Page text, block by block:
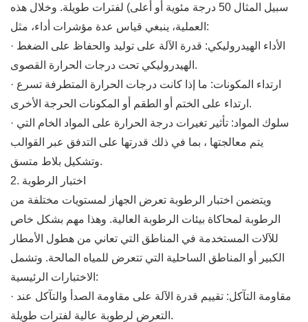
سبيل المثال 50 درجة مئوية أو أعلى) لفترات طويلة. وخلال هذه
العملية، ينبغي قياس عدة مؤشرات أداء، مثل:
· الأداء الهيدروليكي: قدرة الآلة على توليد والحفاظ على الضغط
الهيدروليكي تحت درجات الحرارة القصوى.
· ارتداء المكونات: ما إذا كانت درجات الحرارة المتطرفة تسرع
ارتداء على الختم أو الطقم أو المكونات الحرجة الأخرى.
· سلوك المواد: تأثير تغيرات درجة الحرارة على المواد الخام التي
يتم معالجتها ، بما في ذلك قدرتها على التدفق عبر القوالب
وتشكيل بلاط متسق.
2. اختبار الرطوبة
ويتضمن اختبار الرطوبة تعرض الجهاز لمستويات مختلفة من
الرطوبة لمحاكاة بيئات الرطوبة العالية. وهذا مهم بشكل خاص
للآلات المستخدمة في المناطق التي تعاني من هطول الأمطار
الكبير أو المناطق الساحلية التي تتعرض للمياه المالحة. وتشمل
الاختبارات الرئيسية:
· مقاومة التآكل: تقييم قدرة الآلة على مقاومة الصدأ والتآكل عند
التعرض لرطوبة عالية لفترات طويلة.